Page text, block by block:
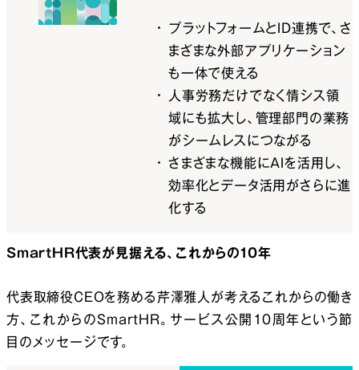
プラットフォームとID連携で、さ
まざまな外部アプリケーション
も一体で使える
人事労務だけでなく情シス領
域にも拡大し、管理部門の業務
がシームレスにつながる
さまざまな機能にAIを活用し、
効率化とデータ活用がさらに進
化する
SmartHR代表が見据える、これからの10年
代表取締役CEOを務める芹澤雅人が考えるこれからの働き
方、これからのSmartHR。サービス公開10周年という節
目のメッセージです。